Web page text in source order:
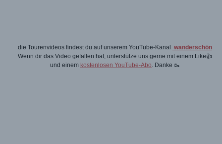
die Tourenvideos findest du auf unserem YouTube-Kanal wanderschön
Wenn dir das Video gefallen hat, unterstütze uns gerne mit einem Like👍
und einem kostenlosen YouTube-Abo . Danke 🥾